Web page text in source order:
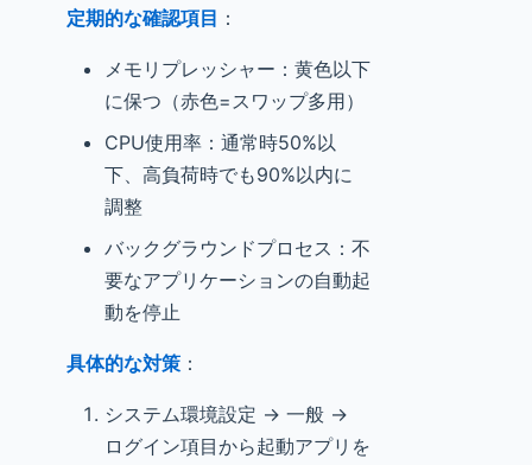
定期的な確認項目 ：
メモリプレッシャー：黄色以下
に保つ（赤色=スワップ多用）
CPU使用率：通常時50%以
下、高負荷時でも90%以内に
調整
バックグラウンドプロセス：不
要なアプリケーションの自動起
動を停止
具体的な対策 ：
システム環境設定 → 一般 →
ログイン項目から起動アプリを